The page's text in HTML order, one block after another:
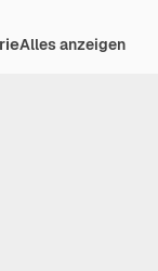
Alles anzeigen